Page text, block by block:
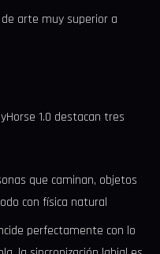
de arte muy superior a
1.0 destacan tres
que caminan, objetos
con física natural
perfectamente con lo